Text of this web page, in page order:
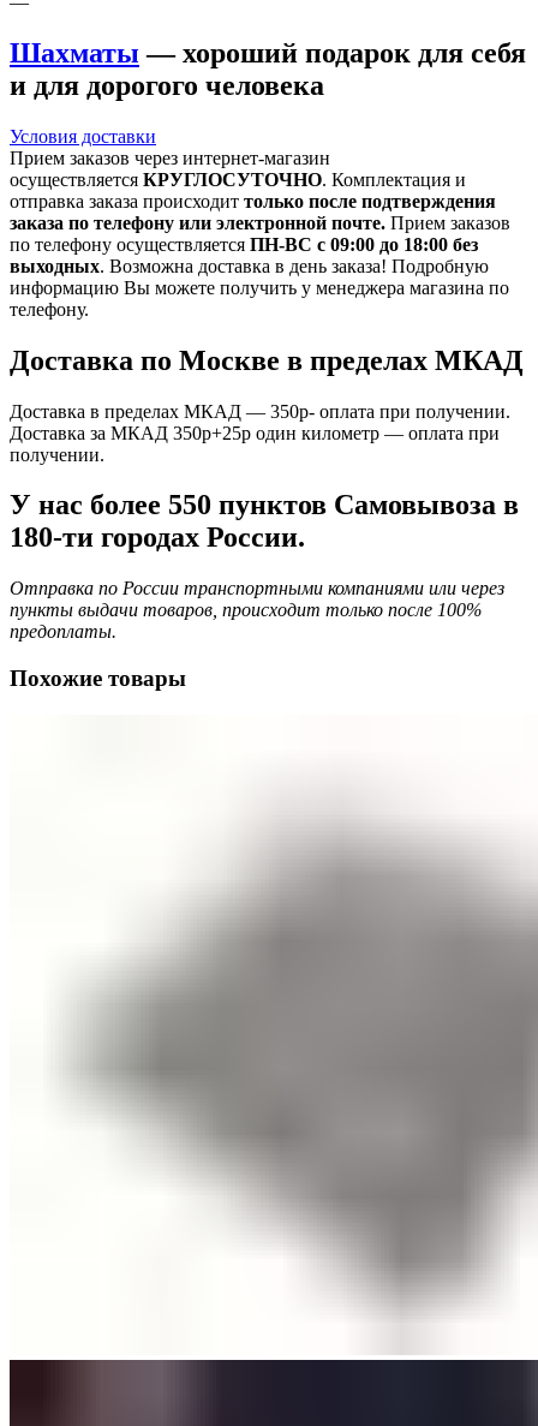
Шахматы — хороший подарок для себя
и для дорогого человека
Условия доставки
Прием заказов через интернет-магазин
осуществляется КРУГЛОСУТОЧНО. Комплектация и
отправка заказа происходит только после подтверждения
заказа по телефону или электронной почте. Прием заказов
по телефону осуществляется ПН-ВС с 09:00 до 18:00 без
выходных. Возможна доставка в день заказа! Подробную
информацию Вы можете получить у менеджера магазина по
телефону.
Доставка по Москве в пределах МКАД
Доставка в пределах МКАД — 350р- оплата при получении.
Доставка за МКАД 350р+25р один километр — оплата при
получении.
У нас более 550 пунктов Самовывоза в
180-ти городах России.
Отправка по России транспортными компаниями или через
пункты выдачи товаров, происходит только после 100%
предоплаты.
Похожие товары